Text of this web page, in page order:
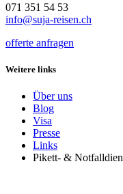
071 351 54 53
info@suja-reisen.ch
offerte anfragen
Weitere links
Über uns
Blog
Visa
Presse
Links
Pikett- &